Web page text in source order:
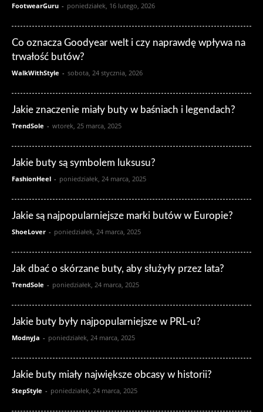
FootwearGuru - poniedziałek, 16 lutego, 2026
Co oznacza Goodyear welt i czy naprawdę wpływa na
trwałość butów?
WalkWithStyle - sobota, 24 stycznia, 2026
Jakie znaczenie miały buty w baśniach i legendach?
TrendSole - wtorek, 25 marca, 2025
Jakie buty są symbolem luksusu?
FashionHeel - poniedziałek, 24 marca, 2025
Jakie są najpopularniejsze marki butów w Europie?
ShoeLover - poniedziałek, 24 marca, 2025
Jak dbać o skórzane buty, aby służyły przez lata?
TrendSole - poniedziałek, 24 marca, 2025
Jakie buty były najpopularniejsze w PRL-u?
ModnyJa - poniedziałek, 24 marca, 2025
Jakie buty miały największe obcasy w historii?
StepStyle - poniedziałek, 24 marca, 2025